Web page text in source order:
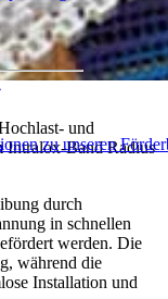
zu unseren
und
Intralox-Band Radius
durch
in schnellen
werden. Die
während die
Installation und